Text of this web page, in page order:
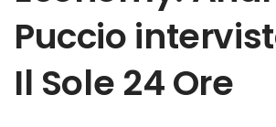
Puccio
Il Sole 24 Ore